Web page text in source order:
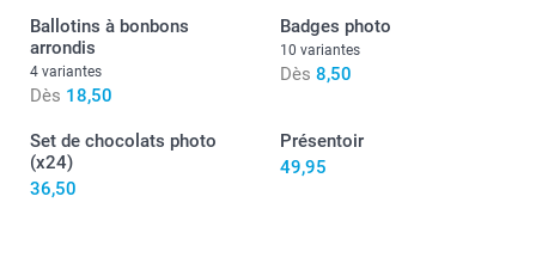
Ballotins à bonbons
arrondis
4 variantes
Dès 18,50
Badges photo
10 variantes
Dès 8,50
Set de chocolats photo
(x24)
36,50
Présentoir
49,95